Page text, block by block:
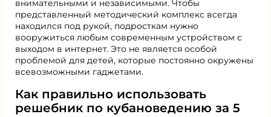
внимательными и независимыми. Чтобы
представленный методический комплекс всегда
находился под рукой, подросткам нужно
вооружиться любым современным устройством с
выходом в интернет. Это не является особой
проблемой для детей, которые постоянно окружены
всевозможными гаджетами.
Как правильно использовать
решебник по кубановедению за 5